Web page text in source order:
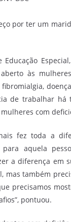
por ter um
às
de trabalhar há
com
fez toda a
aquela
a diferença em
mas também
precisamos
pontuou.